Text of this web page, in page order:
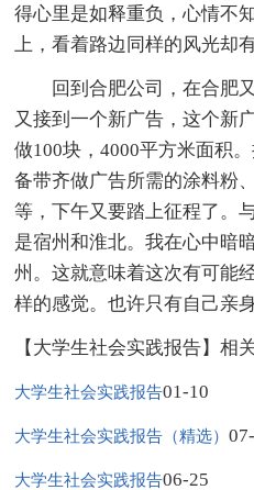
得心里是如释重负，心情不
上，看着路边同样的风光却
回到合肥公司，在合肥又
又接到一个新广告，这个新
做100块，4000平方米面积
备带齐做广告所需的涂料粉
等，下午又要踏上征程了。
是宿州和淮北。我在心中暗
州。这就意味着这次有可能
样的感觉。也许只有自己亲
【大学生社会实践报告】相
大学生社会实践报告01-10
大学生社会实践报告（精选）
大学生社会实践报告06-25